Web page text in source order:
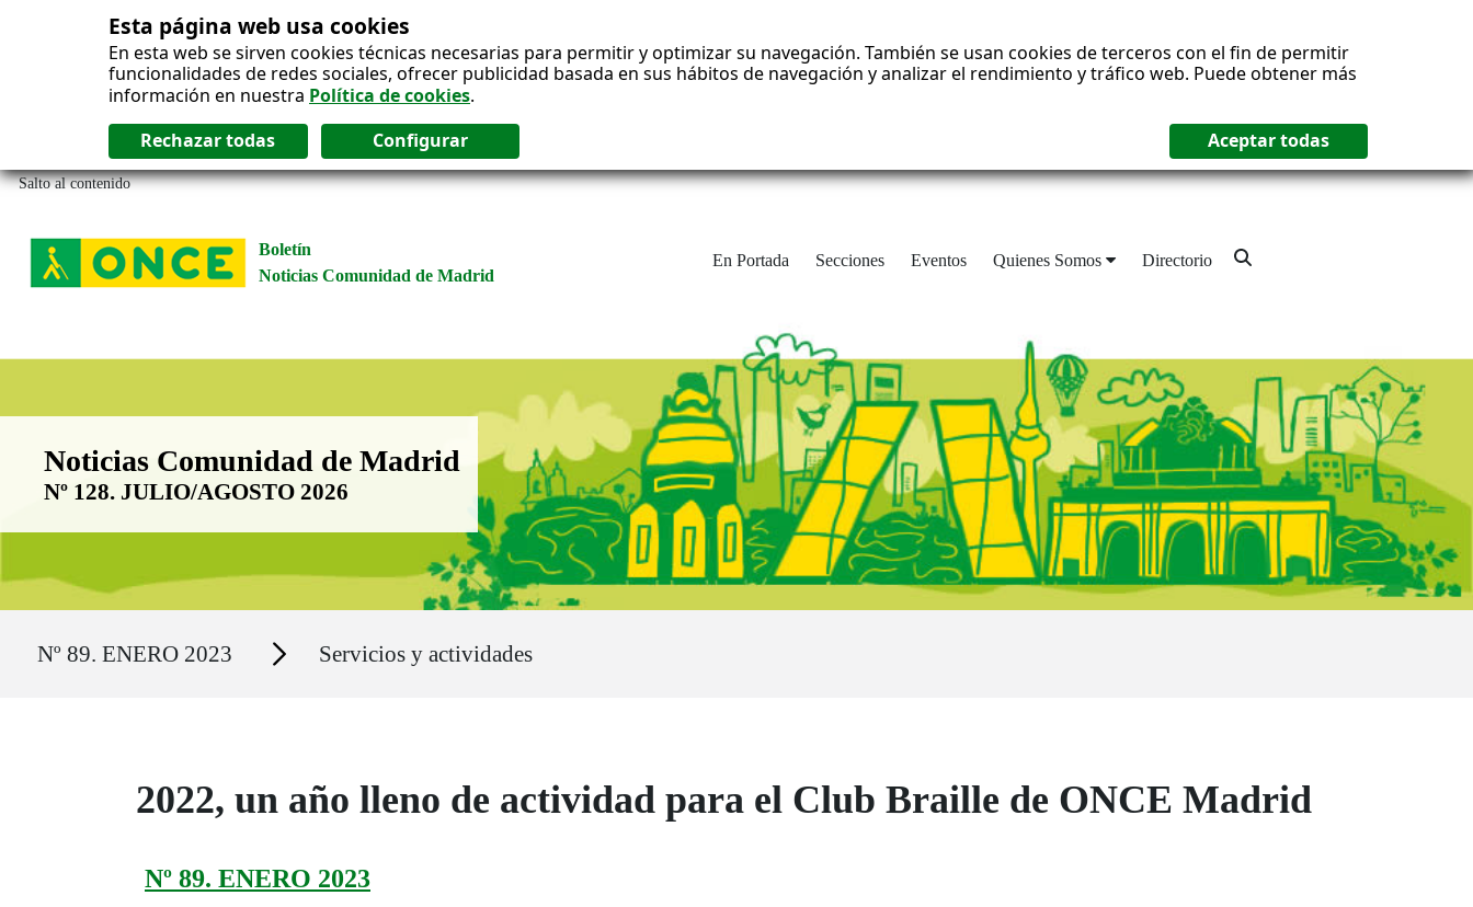
Esta página web usa cookies
En esta web se sirven cookies técnicas necesarias para permitir y optimizar su navegación. También se usan cookies de terceros con el fin de permitir
funcionalidades de redes sociales, ofrecer publicidad basada en sus hábitos de navegación y analizar el rendimiento y tráfico web. Puede obtener más
información en nuestra Política de cookies.
Salto al contenido
Boletín
Noticias Comunidad de Madrid
En Portada Secciones Eventos Quienes Somos Directorio
Boletín Noticias Comunidad de Madrid
Noticias Comunidad de Madrid
Nº 128. JULIO/AGOSTO 2026
Nº 89. ENERO 2023 Secciones Servicios y actividades
2022, un año lleno de actividad para el Club Braille de ONCE Madrid
Nº 89. ENERO 2023